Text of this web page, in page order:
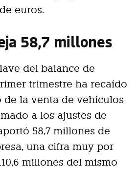
euros.
58,7 millones
del balance de
trimestre ha recaído
de la venta de vehículos
a los ajustes de
58,7 millones de
una cifra muy por
millones del mismo